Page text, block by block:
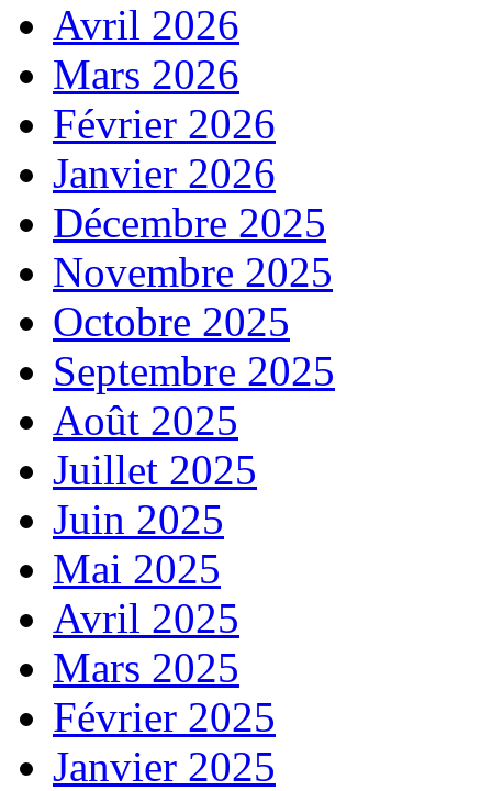
Avril 2026
Mars 2026
Février 2026
Janvier 2026
Décembre 2025
Novembre 2025
Octobre 2025
Septembre 2025
Août 2025
Juillet 2025
Juin 2025
Mai 2025
Avril 2025
Mars 2025
Février 2025
Janvier 2025